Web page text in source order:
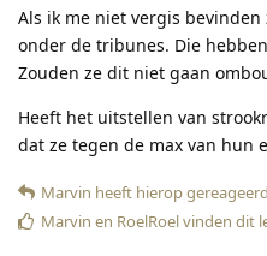
Als ik me niet vergis
onder de tribunes. Die
Zouden ze dit niet gaan
Heeft het uitstellen van
dat ze tegen de max van hun
Marvin heeft hierop gereageerd
Marvin en RoelRoelvinden dit